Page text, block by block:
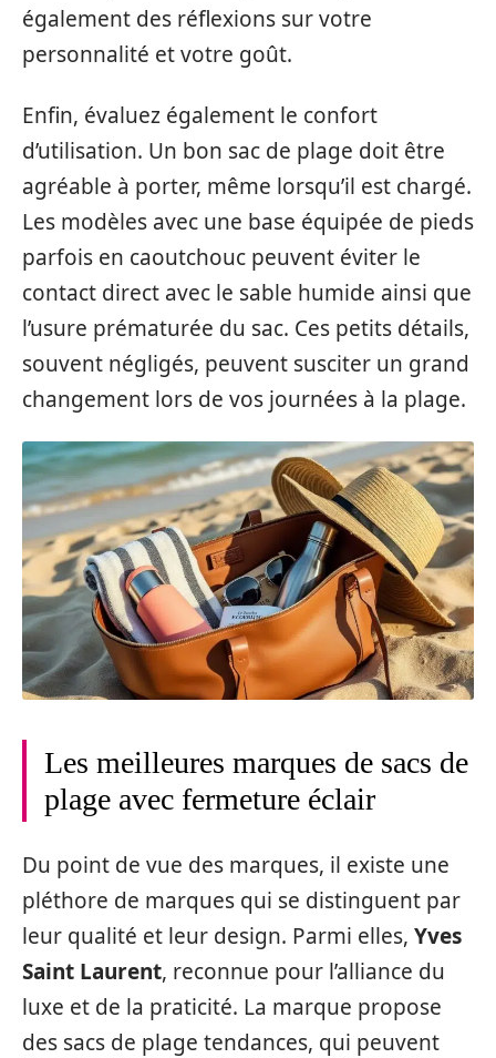
également des réflexions sur votre
personnalité et votre goût.
Enfin, évaluez également le confort
d’utilisation. Un bon sac de plage doit être
agréable à porter, même lorsqu’il est chargé.
Les modèles avec une base équipée de pieds
parfois en caoutchouc peuvent éviter le
contact direct avec le sable humide ainsi que
l’usure prématurée du sac. Ces petits détails,
souvent négligés, peuvent susciter un grand
changement lors de vos journées à la plage.
Les meilleures marques de sacs de
plage avec fermeture éclair
Du point de vue des marques, il existe une
pléthore de marques qui se distinguent par
leur qualité et leur design. Parmi elles, Yves
Saint Laurent, reconnue pour l’alliance du
luxe et de la praticité. La marque propose
des sacs de plage tendances, qui peuvent